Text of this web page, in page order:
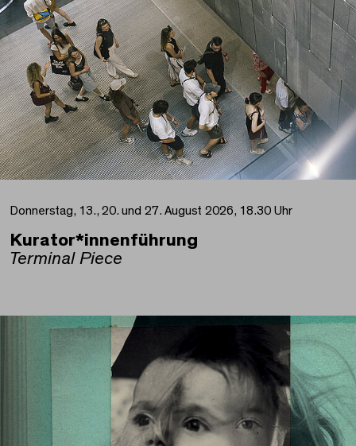
Donnerstag, 13., 20. und 27. August 2026, 18.30 Uhr
Kurator*innenführung
Terminal Piece